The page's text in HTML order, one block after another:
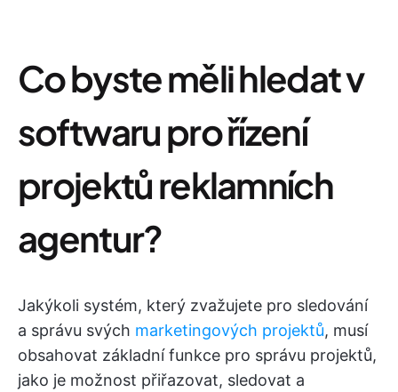
Co byste měli hledat v
softwaru pro řízení
projektů reklamních
agentur?
Jakýkoli systém, který zvažujete pro sledování
a správu svých marketingových projektů, musí
obsahovat základní funkce pro správu projektů,
jako je možnost přiřazovat, sledovat a